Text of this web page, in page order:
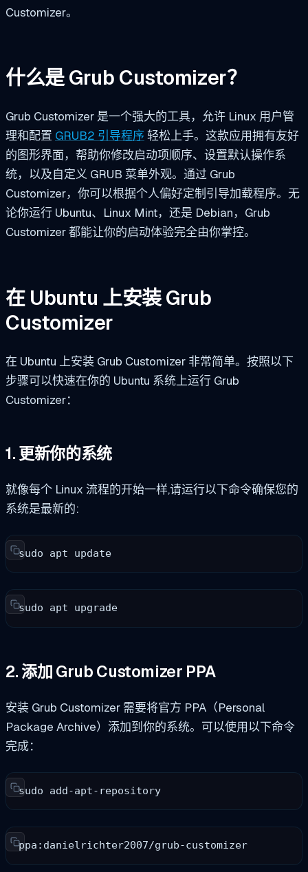
Customizer。
什么是 Grub Customizer？
Grub Customizer 是一个强大的工具，允许 Linux 用户管
理和配置 GRUB2 引导程序轻松上手。这款应用拥有友好
的图形界面，帮助你修改启动项顺序、设置默认操作系
统，以及自定义 GRUB 菜单外观。通过 Grub
Customizer，你可以根据个人偏好定制引导加载程序。无
论你运行 Ubuntu、Linux Mint，还是 Debian，Grub
Customizer 都能让你的启动体验完全由你掌控。
在 Ubuntu 上安装 Grub
Customizer
在 Ubuntu 上安装 Grub Customizer 非常简单。按照以下
步骤可以快速在你的 Ubuntu 系统上运行 Grub
Customizer：
1. 更新你的系统
就像每个 Linux 流程的开始一样,请运行以下命令确保您的
系统是最新的:
sudo apt update
sudo apt upgrade
2. 添加 Grub Customizer PPA
安装 Grub Customizer 需要将官方 PPA（Personal
Package Archive）添加到你的系统。可以使用以下命令
完成：
sudo add-apt-repository
ppa:danielrichter2007/grub-customizer